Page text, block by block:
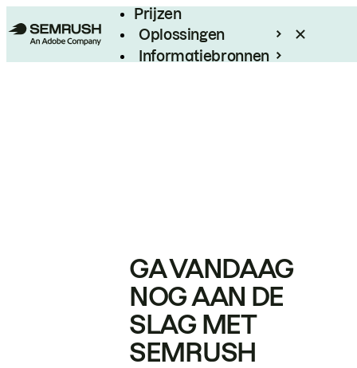
Prijzen
Oplossingen
Informatiebronnen
GA VANDAAG
NOG AAN DE
SLAG MET
SEMRUSH